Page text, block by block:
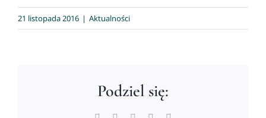
21 listopada 2016 | Aktualności
Podziel się: